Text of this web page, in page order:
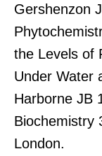
Gershenzon
the Levels of
Under Water
Harborne JB
Biochemistry
London.